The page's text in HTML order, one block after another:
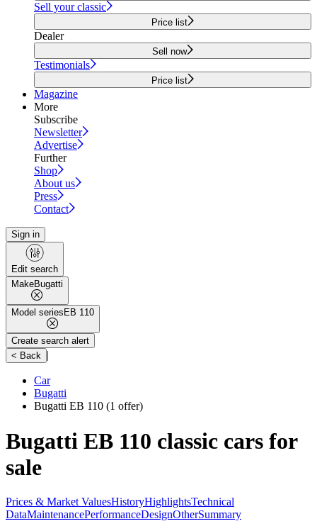
Sell your classic
Price list
Dealer
Sell now
Testimonials
Price list
Magazine
More
Subscribe
Newsletter
Advertise
Further
Shop
About us
Press
Contact
Sign in
Edit search
MakeBugatti
Model series EB 110
Create search alert
< Back |
Car
Bugatti
Bugatti EB 110 (1 offer)
Bugatti EB 110 classic cars for
sale
Prices & Market ValuesHistoryHighlightsTechnical
DataMaintenancePerformanceDesignOtherSummary